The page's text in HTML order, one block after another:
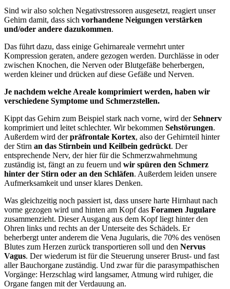
Sind wir also solchen Negativstressoren ausgesetzt, reagiert unser
Gehirn damit, dass sich vorhandene Neigungen verstärken
und/oder andere dazukommen.
Das führt dazu, dass einige Gehirnareale vermehrt unter
Kompression geraten, andere gezogen werden. Durchlässe in oder
zwischen Knochen, die Nerven oder Blutgefäße beherbergen,
werden kleiner und drücken auf diese Gefäße und Nerven.
Je nachdem welche Areale komprimiert werden, haben wir
verschiedene Symptome und Schmerzstellen.
Kippt das Gehirn zum Beispiel stark nach vorne, wird derSehnerv
komprimiert und leitet schlechter. Wir bekommen Sehstörungen.
Außerdem wird derpräfrontale Kortex, also der Gehirnteil hinter
der Stirn an das Stirnbein und Keilbein gedrückt. Der
entsprechende Nerv, der hier für die Schmerzwahrnehmung
zuständig ist, fängt an zu feuern und wir spüren den Schmerz
hinter der Stirn oder an den Schläfen. Außerdem leiden unsere
Aufmerksamkeit und unser klares Denken.
Was gleichzeitig noch passiert ist, dass unsere harte Hirnhaut nach
vorne gezogen wird und hinten am Kopf das Foramen Jugulare
zusammenzieht. Dieser Ausgang aus dem Kopf liegt hinter den
Ohren links und rechts an der Unterseite des Schädels. Er
beherbergt unter anderem die Vena Jugularis, die 70% des venösen
Blutes zum Herzen zurück transportieren soll und den Nervus
Vagus. Der wiederum ist für die Steuerung unserer Brust- und fast
aller Bauchorgane zuständig. Und zwar für die parasympathischen
Vorgänge: Herzschlag wird langsamer, Atmung wird ruhiger, die
Organe fangen mit der Verdauung an.